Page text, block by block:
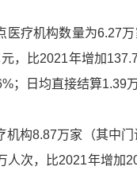
疗机构数量为6.27
，比2021年增加
；日均直接结算1.39
构8.87万家（其中
次，比2021年增